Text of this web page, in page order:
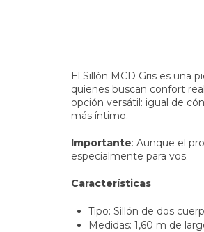
El Sillón MCD Gris es una
quienes buscan confort
opción versátil: igual de
más íntimo.
Importante: Aunque el
especialmente para vos.
Características
Tipo: Sillón de dos
Medidas: 1,60 m de